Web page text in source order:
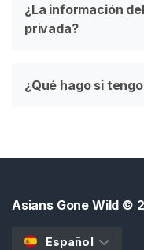
¿La información
privada?
¿Qué hago si
Asians Gone Wild ©
Español